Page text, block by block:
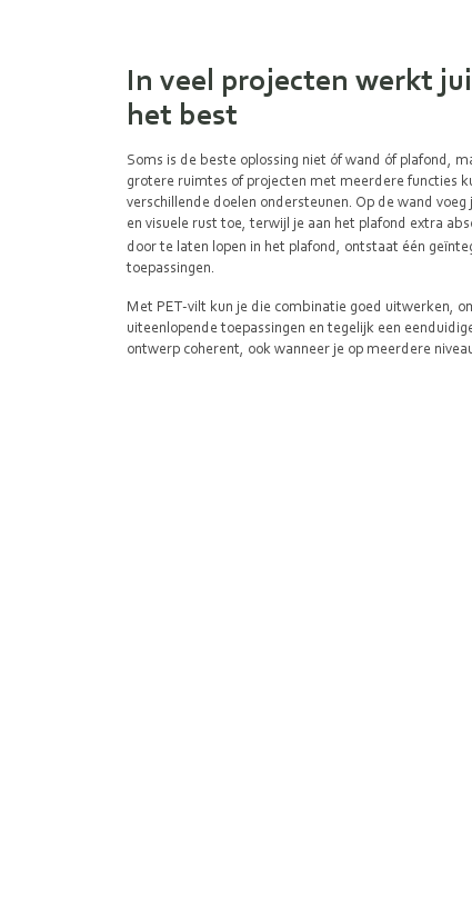
In veel projecten werkt
het best
Soms is de beste oplossing niet óf wand óf plafond,
grotere ruimtes of projecten met meerdere functies
verschillende doelen ondersteunen. Op de wand
en visuele rust toe, terwijl je aan het plafond extra
door te laten lopen in het plafond, ontstaat één
toepassingen.
Met PET-vilt kun je die combinatie goed uitwerken,
uiteenlopende toepassingen en tegelijk een
ontwerp coherent, ook wanneer je op meerdere